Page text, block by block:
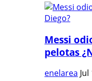
Messi
pelotas
enelarea